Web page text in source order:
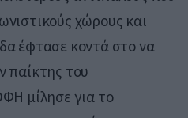
χώρους και
έφτασε κοντά στο να
παίκτης του
μίλησε για το